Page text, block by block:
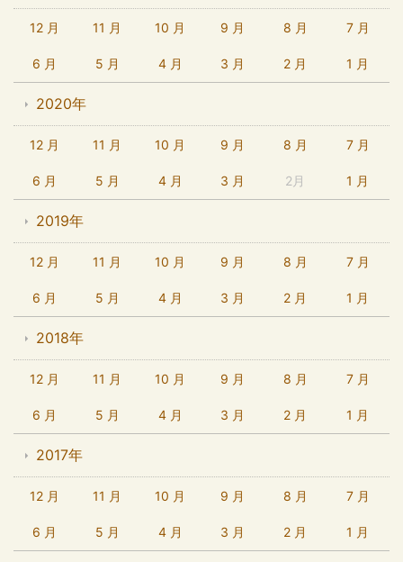
12 月 11 月 10 月 9 月 8 月 7 月
6 月 5 月 4 月 3 月 2 月 1 月
2020年
12 月 11 月 10 月 9 月 8 月 7 月
6 月 5 月 4 月 3 月 2月 1 月
2019年
12 月 11 月 10 月 9 月 8 月 7 月
6 月 5 月 4 月 3 月 2 月 1 月
2018年
12 月 11 月 10 月 9 月 8 月 7 月
6 月 5 月 4 月 3 月 2 月 1 月
2017年
12 月 11 月 10 月 9 月 8 月 7 月
6 月 5 月 4 月 3 月 2 月 1 月